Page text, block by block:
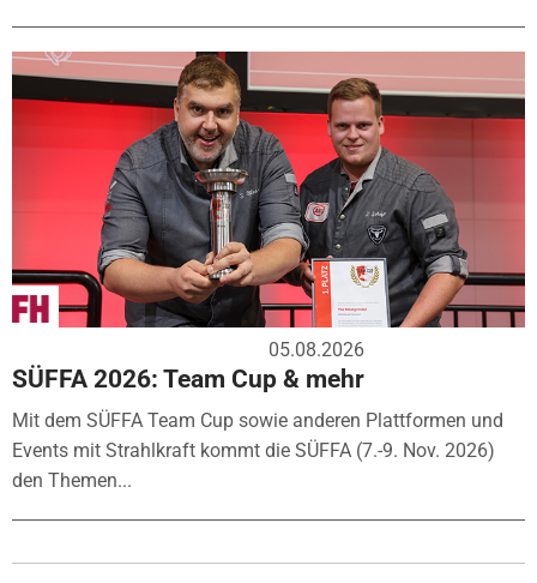
05.08.2026
SÜFFA 2026: Team Cup & mehr
Mit dem SÜFFA Team Cup sowie anderen Plattformen und
Events mit Strahlkraft kommt die SÜFFA (7.-9. Nov. 2026)
den Themen...